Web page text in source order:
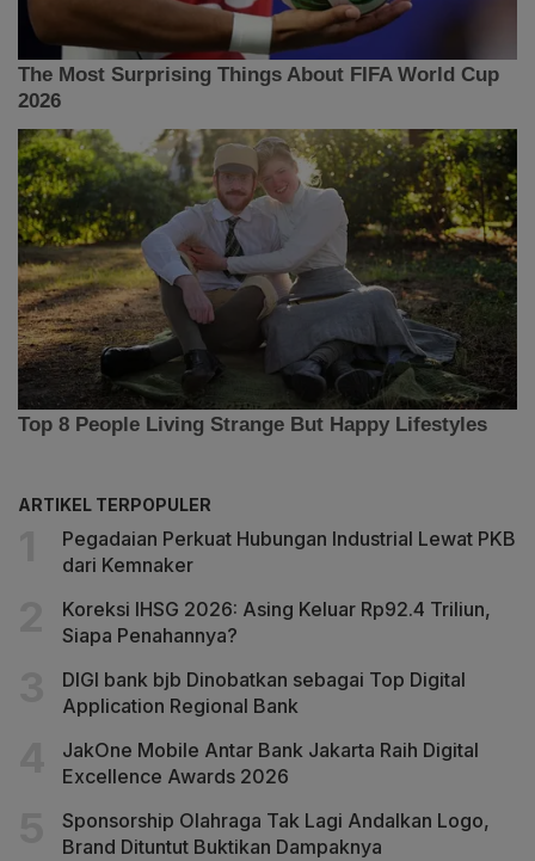
ARTIKEL TERPOPULER
Pegadaian Perkuat Hubungan Industrial Lewat PKB
dari Kemnaker
Koreksi IHSG 2026: Asing Keluar Rp92.4 Triliun,
Siapa Penahannya?
DIGI bank bjb Dinobatkan sebagai Top Digital
Application Regional Bank
JakOne Mobile Antar Bank Jakarta Raih Digital
Excellence Awards 2026
Sponsorship Olahraga Tak Lagi Andalkan Logo,
Brand Dituntut Buktikan Dampaknya